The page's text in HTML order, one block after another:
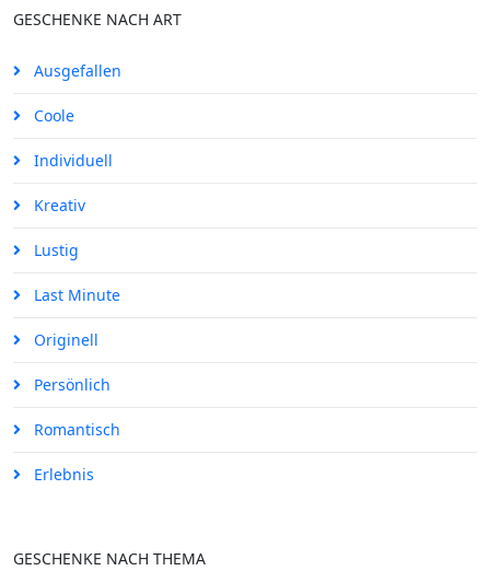
GESCHENKE NACH ART
Ausgefallen
Coole
Individuell
Kreativ
Lustig
Last Minute
Originell
Persönlich
Romantisch
Erlebnis
GESCHENKE NACH THEMA